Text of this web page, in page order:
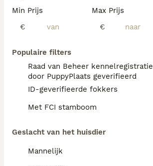
Min Prijs
€
Max Prijs
€
Populaire filters
Raad van Beheer kennelregistratie
door PuppyPlaats geverifieerd
ID-geverifieerde fokkers
Met FCI stamboom
Geslacht van het huisdier
Mannelijk